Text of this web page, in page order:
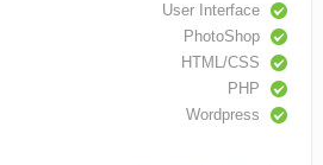
User Interface
PhotoShop
HTML/CSS
PHP
Wordpress